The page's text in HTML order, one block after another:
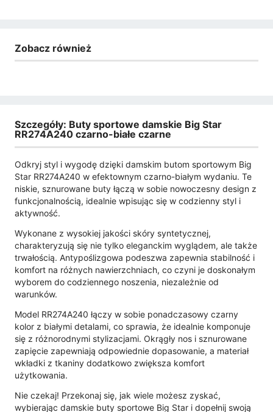
Zobacz również
Szczegóły: Buty sportowe damskie Big Star
RR274A240 czarno-białe czarne
Odkryj styl i wygodę dzięki damskim butom sportowym Big
Star RR274A240 w efektownym czarno-białym wydaniu. Te
niskie, sznurowane buty łączą w sobie nowoczesny design z
funkcjonalnością, idealnie wpisując się w codzienny styl i
aktywność.
Wykonane z wysokiej jakości skóry syntetycznej,
charakteryzują się nie tylko eleganckim wyglądem, ale także
trwałością. Antypoślizgowa podeszwa zapewnia stabilność i
komfort na różnych nawierzchniach, co czyni je doskonałym
wyborem do codziennego noszenia, niezależnie od
warunków.
Model RR274A240 łączy w sobie ponadczasowy czarny
kolor z białymi detalami, co sprawia, że idealnie komponuje
się z różnorodnymi stylizacjami. Okrągły nos i sznurowane
zapięcie zapewniają odpowiednie dopasowanie, a materiał
wkładki z tkaniny dodatkowo zwiększa komfort
użytkowania.
Nie czekaj! Przekonaj się, jak wiele możesz zyskać,
wybierając damskie buty sportowe Big Star i dopełnij swoją